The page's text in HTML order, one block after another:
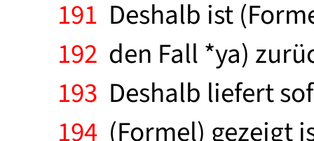
191 Deshalb ist
192 den Fall *ya)
193 Deshalb liefert
194 (Formel) gezeigt